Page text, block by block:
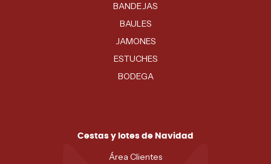
BANDEJAS
BAULES
JAMONES
ESTUCHES
BODEGA
Cestas y lotes de Navidad
Área Clientes